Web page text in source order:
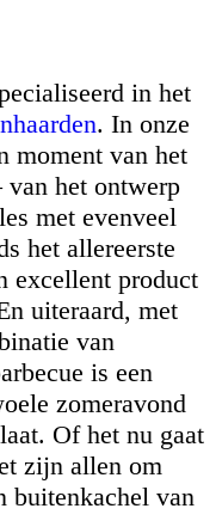
in het
. In onze
moment van het
van het ontwerp
met evenveel
het allereerste
excellent product
uiteraard, met
van
is een
zomeravond
Of het nu gaat
zijn allen om
buitenkachel van